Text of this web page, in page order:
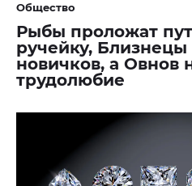
Общество
Рыбы проложат
ручейку, Близнецы
новичков, а Овнов
трудолюбие